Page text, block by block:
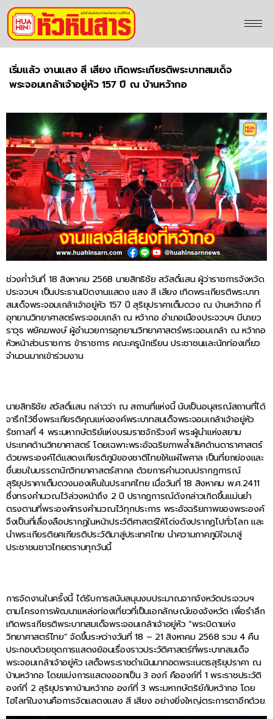
เริ่มแล้ว งานแสง สี เสียง เทิดพระเกียรติพระบาทสมเด็จ
พระจอมเกล้าเจ้าอยู่หัว 157 ปี ณ บ้านหว้ากอ
ช่วงค่ำวันที่ 18 สิงหาคม 2568 นายสิทธิชัย สวัสดิ์แสน ผู้ว่าราชการจังหวัด
ประจวบฯ เป็นประธานเปิดงานแสดง แสง สี เสียง เทิดพระเกียรติพระบาท
สมเด็จพระจอมเกล้าเจ้าอยู่หัว 157 ปี สุริยุปราคาเต็มดวง ณ บ้านหว้ากอ ที่
อุทยานวิทยาศาสตร์พระจอมเกล้า ณ หว้ากอ อำเภอเมืองประจวบฯ มีนายว
ราวุธ พยัคฆพงษ์ ผู้อำนวยการอุทยานวิทยาศาสตร์พระจอมเกล้า ณ หว้ากอ
หัวหน้าส่วนราชการ ข้าราชการ คณะครูนักเรียน ประชาชนและนักท่องเที่ยว
จำนวนมากเข้าร่วมงาน
นายสิทธิชัย สวัสดิ์แสน กล่าวว่า ณ สถานที่แห่งนี้ นับเป็นอนุสรณ์สถานที่ได้
จารึกไว้ซึ่งพระเกียรติคุณแห่งองค์พระบาทสมเด็จพระจอมเกล้าเจ้าอยู่หัว
รัชกาลที่ 4 พระมหากษัตริย์แห่งบรมราชจักรีวงศ์ พระผู้นำแห่งสยาม
ประเทศด้านวิทยาศาสตร์ โดยเฉพาะพระอัจฉริยภาพล้ำเลิศด้านดาราศาสตร์
ด้วยพระองค์ได้แสดงเกียรติภูมิของชาติไทยให้แผ่ไพศาล เป็นที่ยกย่องและ
ชื่นชมในบรรดานักวิทยาศาสตร์สากล ด้วยการคำนวณปรากฏการณ์
สุริยุปราคาเต็มดวงมองเห็นในประเทศไทย เมื่อวันที่ 18 สิงหาคม พ.ศ.2411
ซึ่งทรงคำนวณไว้ล่วงหน้าถึง 2 ปี ปรากฏการณ์ดังกล่าวเกิดขึ้นแม่นยำ
ตรงตามที่พระองค์ทรงคำนวณไว้ทุกประการ พระอัจฉริยภาพของพระองค์
จึงเป็นที่เลื่องลือปรากฏในหน้าประวัติศาสตร์ให้โด่งดังปรากฏไปทั่วโลก และ
นำพระเกียรติยศเกียรติประวัติมาสู่ประเทศไทย นำความภาคภูมิใจมาสู่
ประชาชนชาวไทยตราบทุกวันนี้
การจัดงานในครั้งนี้ ได้รับการสนับสนุนงบประมาณจากจังหวัดประจวบฯ
ตามโครงการพัฒนาแหล่งท่องเที่ยวที่เป็นเอกลักษณ์ของจังหวัด เพื่อรำลึก
เทิดพระเกียรติพระบาทสมเด็จพระจอมเกล้าเจ้าอยู่หัว “พระบิดาแห่ง
วิทยาศาสตร์ไทย” จัดขึ้นระหว่างวันที่ 18 – 21 สิงหาคม 2568 รวม 4 คืน
ประกอบด้วยชุดการแสดงย้อนเรื่องราวประวัติศาสตร์ที่พระบาทสมเด็จ
พระจอมเกล้าเจ้าอยู่หัว เสด็จพระราชดำเนินมาทอดพระเนตรสุริยุปราคา ณ
บ้านหว้ากอ โดยแบ่งการแสดงออกเป็น 3 องก์ คือองก์ที่ 1 พระราชประวัติ
องก์ที่ 2 สุริยุปราคาบ้านหว้ากอ องก์ที่ 3 พระมหากษัตริย์กับหว้ากอ โดย
ไฮไลท์ในงานคือการจัดแสดงแสง สี เสียง อย่างยิ่งใหญ่ตระการตาอีกด้วย.